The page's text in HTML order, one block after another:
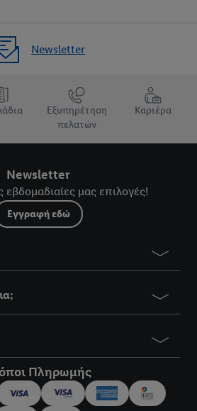
Newsletter
Εξυπηρέτηση
πελατών
Καριέρα
Newsletter
εβδομαδιαίες μας επιλογές!
Εγγραφή εδώ
Πληρωμής